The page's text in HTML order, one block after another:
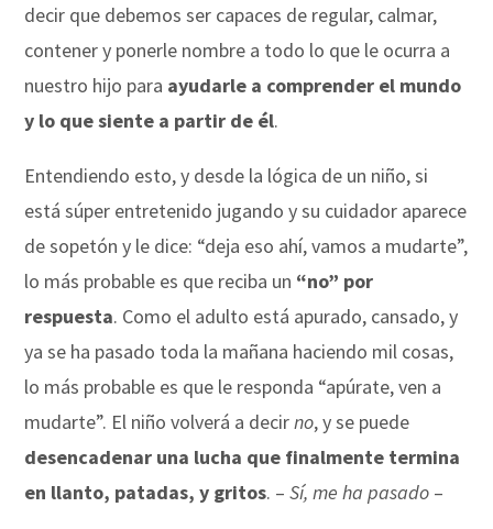
decir que debemos ser capaces de regular, calmar,
contener y ponerle nombre a todo lo que le ocurra a
nuestro hijo para ayudarle a comprender el mundo
y lo que siente a partir de él.
Entendiendo esto, y desde la lógica de un niño, si
está súper entretenido jugando y su cuidador aparece
de sopetón y le dice: “deja eso ahí, vamos a mudarte”,
lo más probable es que reciba un “no” por
respuesta. Como el adulto está apurado, cansado, y
ya se ha pasado toda la mañana haciendo mil cosas,
lo más probable es que le responda “apúrate, ven a
mudarte”. El niño volverá a decirno, y se puede
desencadenar una lucha que finalmente termina
en llanto, patadas, y gritos. –Sí, me ha pasado –